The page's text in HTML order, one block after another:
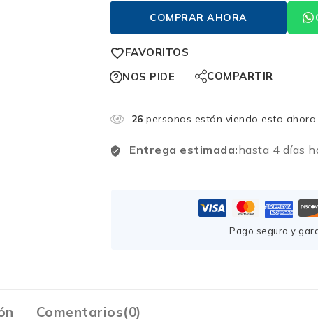
COMPRAR AHORA
FAVORITOS
NOS PIDE
COMPARTIR
26 personas están viendo esto ahora
Entrega estimada:hasta 4 días
Pago seguro y
Comentarios(0)